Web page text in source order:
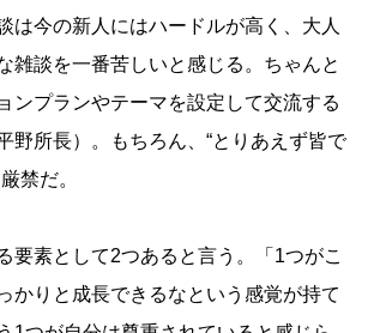
は今の新人にはハードルが高く、大人
雑談を一番苦しいと感じる。ちゃんと
ンプランやテーマを設定して交流する
野所長）。もちろん、“とりあえず皆で
禁だ。
要素として2つあると言う。「1つがこ
かりと成長できるなという感覚が持て